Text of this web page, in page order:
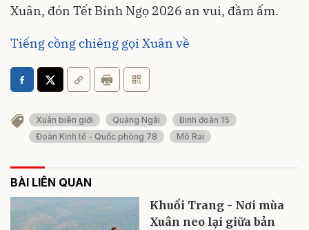
Xuân, đón Tết Bính Ngọ 2026 an vui, đầm ấm.
Tiếng cồng chiêng gọi Xuân về
Xuân biên giới Quảng Ngãi
Binh đoàn 15
Đoàn Kinh tế - Quốc phòng 78
Mô Rai
BÀI LIÊN QUAN
Khuổi Trang - Nơi mùa
Xuân neo lại giữa bản